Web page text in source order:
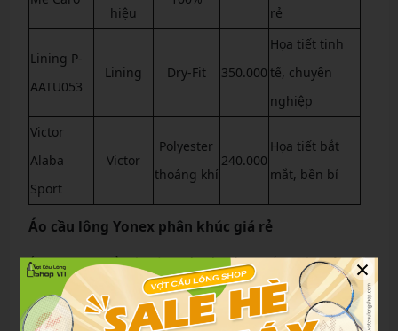
hiệu
rẻ
Lining P-
AATU053
Lining Dry-Fit 350.000
Họa tiết tinh
tế, chuyên
nghiệp
Victor
Alaba
Sport
Victor
Polyester
thoáng khí
240.000
Họa tiết bắt
mắt, bền bỉ
Áo cầu lông Yonex phân khúc giá rẻ
Áo Yonex Y1 nổi bật với thiết kế khỏe khoắn, màu đỏ rực
rỡ, chất liệu polyester thấm hút mồ hôi nhanh chóng và
chống tĩnh điện. Phù hợp cho người mới, giá chỉ 250.000
×